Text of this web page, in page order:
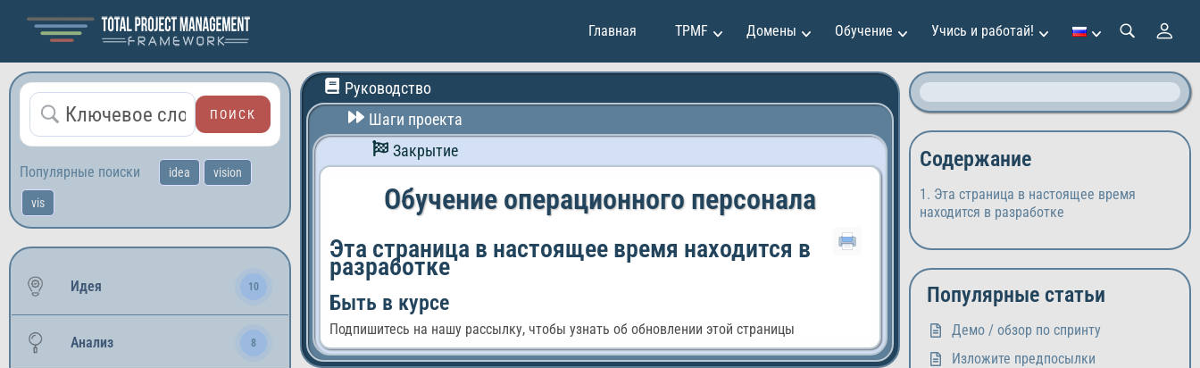
Главная TPMF Домены Обучение
Маркетинг и продажи
Финансы и инвестиции
Управление проектами
Искусство и дизайн
IТ и программирование
Развитие личности
Клаудия Мартинес
Мирко Вукович
Александр Иванов
Учись и работай!
Популярные поиски idea vision
vis
Идея 10
Анализ 8
Руководство
Шаги проекта
Закрытие
Обучение операционного персонала
Эта страница в настоящее время находится в
разработке
Быть в курсе
Подпишитесь на нашу рассылку, чтобы узнать об обновлении этой страницы
Содержание
Эта страница в настоящее время
находится в разработке
Популярные статьи
Демо / обзор по спринту
Изложите предпосылки